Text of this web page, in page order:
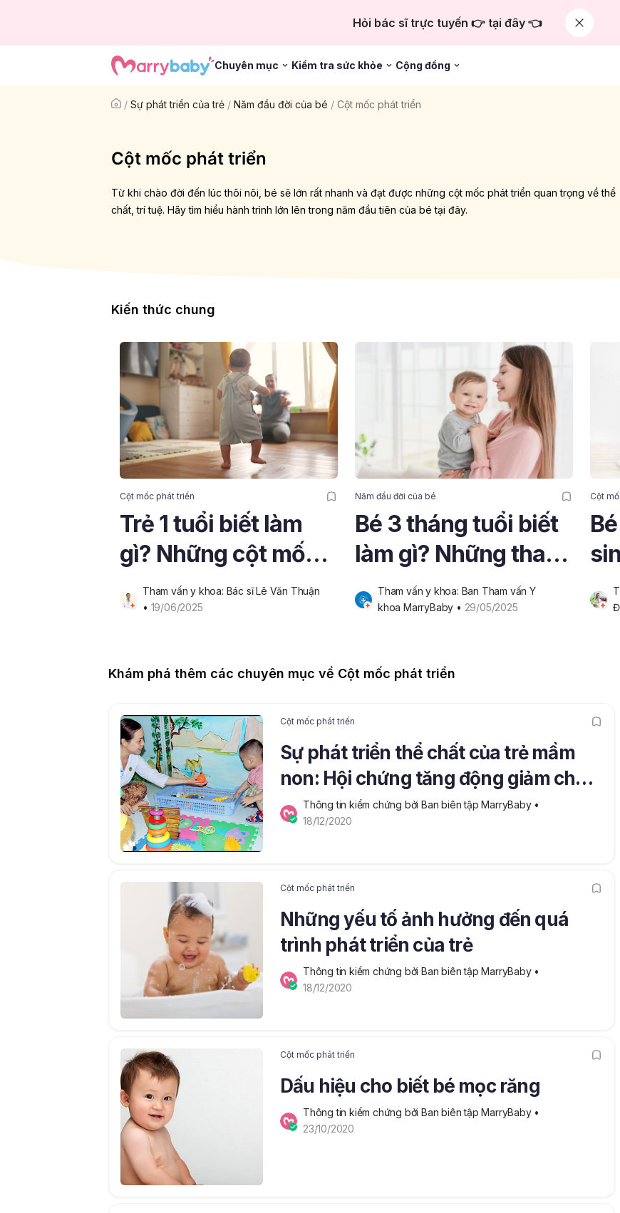
Hỏi bác sĩ trực tuyến 👉 tại đây 👈
Chuyên mục Kiểm tra sức khỏe Cộng đồng
/ Sự phát triển của trẻ / Năm đầu đời của bé / Cột mốc phát triển
Cột mốc phát triển
Từ khi chào đời đến lúc thôi nôi, bé sẽ lớn rất nhanh và đạt được những cột mốc phát triển quan trọng về thể
chất, trí tuệ. Hãy tìm hiểu hành trình lớn lên trong năm đầu tiên của bé tại đây.
Kiến thức chung
Cột mốc phát triển
Trẻ 1 tuổi biết làm
gì? Những cột mốc
và cách chăm sóc
trẻ 1 tuổi
Tham vấn y khoa: Bác sĩ Lê Văn Thuận
• 19/06/2025
Năm đầu đời của bé
Bé 3 tháng tuổi biết
làm gì? Những thay
đổi quan trọng bố
mẹ nên biết
Tham vấn y khoa: Ban Tham vấn Y
khoa MarryBaby • 29/05/2025
Cột
Khám phá thêm các chuyên mục về Cột mốc phát triển
Cột mốc phát triển
Sự phát triển thể chất của trẻ mầm
non: Hội chứng tăng động giảm chú ý
(ADHD)
Thông tin kiểm chứng bởi Ban biên tập MarryBaby
18/12/2020
Cột mốc phát triển
Những yếu tố ảnh hưởng đến quá
trình phát triển của trẻ
Thông tin kiểm chứng bởi Ban biên tập MarryBaby
18/12/2020
Cột mốc phát triển
Dấu hiệu cho biết bé mọc răng
Thông tin kiểm chứng bởi Ban biên tập MarryBaby
23/10/2020